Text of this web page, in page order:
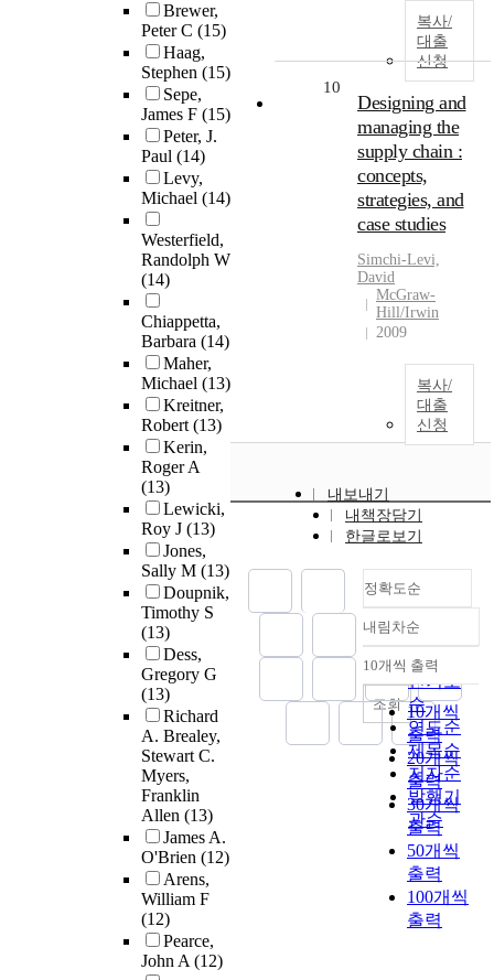
Brewer,
Peter C (15)
Haag,
Stephen (15)
Sepe,
James F (15)
Peter, J.
Paul (14)
Levy,
Michael (14)
Westerfield,
Randolph W
(14)
Chiappetta,
Barbara (14)
Maher,
Michael (13)
Kreitner,
Robert(13)
Kerin,
Roger A
(13)
Lewicki,
Roy J (13)
Jones,
Sally M (13)
Doupnik,
Timothy S
(13)
Dess,
Gregory G
(13)
Richard
A. Brealey,
Stewart C.
Myers,
Franklin
Allen (13)
James A.
O'Brien (12)
Arens,
William F
(12)
Pearce,
John A(12)
복사/
대출
신청
10
Designing and
managing the
supply chain :
concepts,
strategies, and
case studies
Simchi-Levi,
David
McGraw-
Hill/Irwin
2009
복사/
대출
신청
내보내기
내책장담기
한글로보기
정확도순
정확도
순
인기도
순
연도순
제목순
저자순
발행기
관순
내림차순
내림차순
10개씩 출력
10개씩
출력
20개씩
출력
30개씩
출력
50개씩
출력
100개씩
출력
조회